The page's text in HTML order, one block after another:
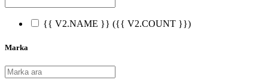
{{ V2.NAME }} ({{ V2.COUNT }})
Marka